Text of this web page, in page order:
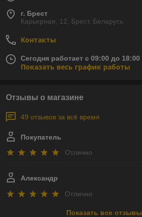
г. Брест
Карьерная, 12, Брест, Беларусь
Контакты
Сегодня работает с 09:00 до 18:00
Показать весь график работы
Отзывы о магазине
49 отзывов за всё время
Покупатель
Отлично
Александр
Отлично
Показать все отзывы